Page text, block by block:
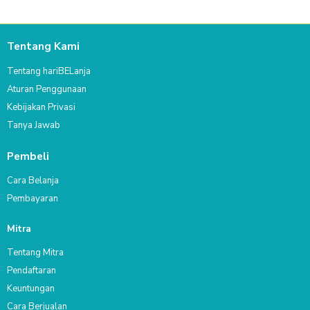
Tentang Kami
Tentang hariBELanja
Aturan Penggunaan
Kebijakan Privasi
Tanya Jawab
Pembeli
Cara Belanja
Pembayaran
Mitra
Tentang Mitra
Pendaftaran
Keuntungan
Cara Berjualan